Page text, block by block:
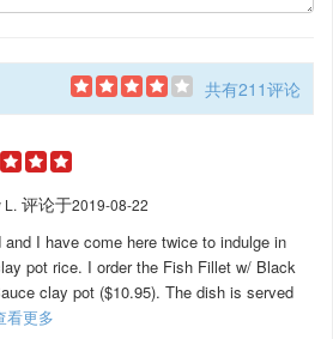
共有211评论
L. 评论于2019-08-22
and I have come here twice to indulge in
pot rice. I order the Fish Fillet w/ Black
clay pot ($10.95). The dish is served
看更多